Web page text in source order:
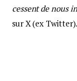
cessent de nous
sur X (ex Twitter).